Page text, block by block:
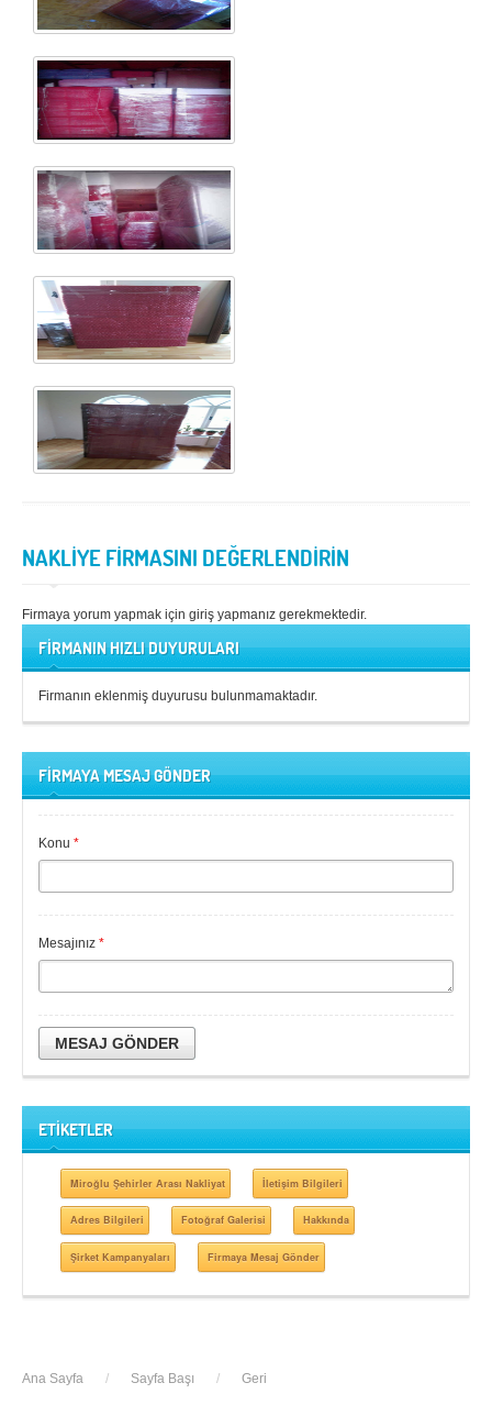
NAKLİYE FİRMASINI DEĞERLENDİRİN
Firmaya yorum yapmak için giriş yapmanız gerekmektedir.
FİRMANIN HIZLI DUYURULARI
Firmanın eklenmiş duyurusu bulunmamaktadır.
FİRMAYA MESAJ GÖNDER
Konu *
Mesajınız *
MESAJ GÖNDER
ETİKETLER
Miroğlu Şehirler Arası Nakliyat İletişim Bilgileri
Adres Bilgileri Fotoğraf Galerisi Hakkında
Şirket Kampanyaları Firmaya Mesaj Gönder
Ana Sayfa / Sayfa Başı / Geri